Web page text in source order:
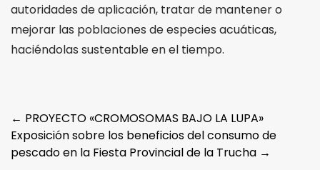
autoridades de aplicación, tratar de mantener o
mejorar las poblaciones de especies acuáticas,
haciéndolas sustentable en el tiempo.
Post
navigation
← PROYECTO «CROMOSOMAS BAJO LA LUPA»
Exposición sobre los beneficios del consumo de
pescado en la Fiesta Provincial de la Trucha →